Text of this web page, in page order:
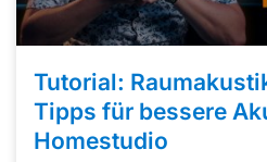
Tutorial:
Tipps für bessere
Homestudio